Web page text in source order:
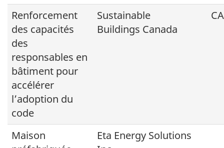
Renforcement
des capacités
des
responsables en
bâtiment pour
accélérer
l’adoption du
code
Sustainable
Buildings Canada
Maison
Eta Energy Solutions